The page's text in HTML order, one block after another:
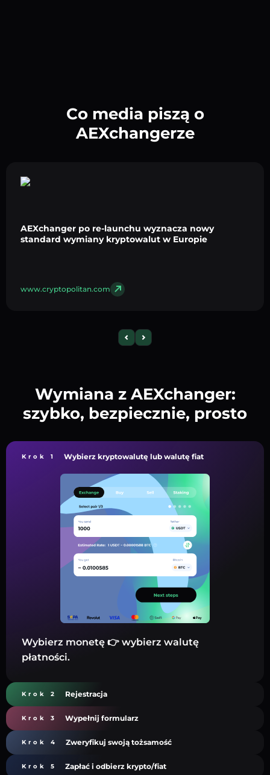
Co media piszą o
AEXchangerze
AEXchanger po re-launchu wyznacza nowy
standard wymiany kryptowalut w Europie
www.cryptopolitan.com
Wymiana z AEXchanger:
szybko, bezpiecznie, prosto
Krok 1 Wybierz kryptowalutę lub walutę fiat
Wybierz monetę 👉 wybierz walutę
płatności.
Krok 2 Rejestracja
Krok 3 Wypełnij formularz
Krok 4 Zweryfikuj swoją tożsamość
Krok 5 Zapłać i odbierz krypto/fiat